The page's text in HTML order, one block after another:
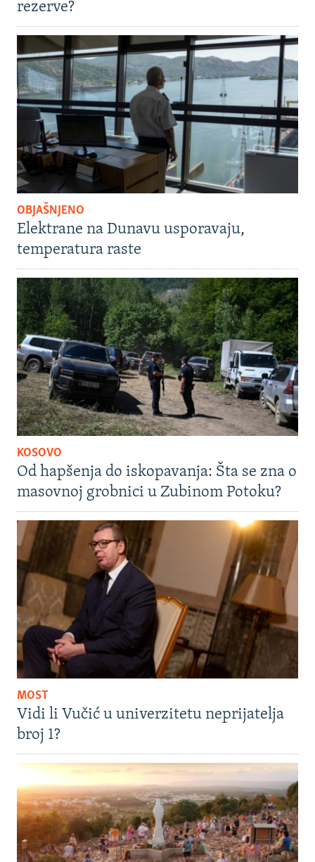
rezerve?
OBJAŠNJENO
Elektrane na Dunavu usporavaju,
temperatura raste
KOSOVO
Od hapšenja do iskopavanja: Šta se zna o
masovnoj grobnici u Zubinom Potoku?
MOST
Vidi li Vučić u univerzitetu neprijatelja
broj 1?